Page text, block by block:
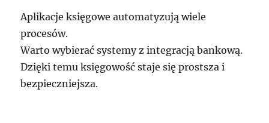
Aplikacje księgowe automatyzują wiele
procesów.
Warto wybierać systemy z integracją bankową.
Dzięki temu księgowość staje się prostsza i
bezpieczniejsza.